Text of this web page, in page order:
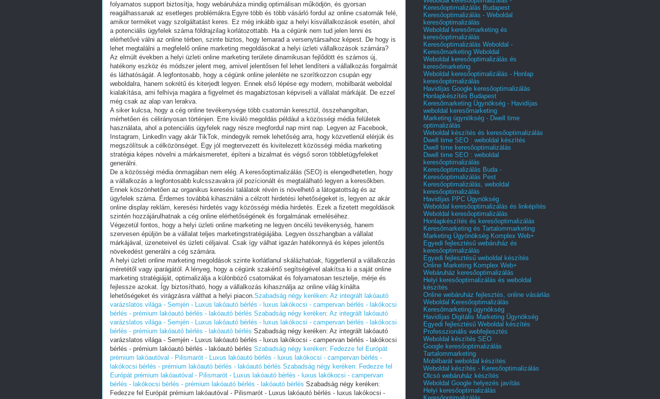
folyamatos support biztosítja, hogy webáruháza mindig optimálisan működjön, és gyorsan
reagálhassanak az esetleges problémákra.Egyre több és több vásárló fordul az online csatornák felé,
amikor terméket vagy szolgáltatást keres. Ez még inkább igaz a helyi kisvállalkozások esetén, ahol
a potenciális ügyfelek száma földrajzilag korlátozottabb. Ha a cégünk nem tud jelen lenni és
elérhetővé válni az online térben, szinte biztos, hogy lemarad a versenytársaihoz képest. De hogy is
lehet megtalálni a megfelelő online marketing megoldásokat a helyi üzleti vállalkozások számára?
Az elmúlt években a helyi üzleti online marketing területe dinamikusan fejlődött és számos új,
hatékony eszköz és módszer jelent meg, amivel jelentősen fel lehet lendíteni a vállalkozás forgalmát
és láthatóságát. A legfontosabb, hogy a cégünk online jelenléte ne szorítkozzon csupán egy
weboldalra, hanem sokrétű és kiterjedt legyen. Ennek első lépése egy modern, mobilbarát weboldal
kialakítása, ami felhívja magára a figyelmet és magabiztosan képviseli a vállalat márkáját. De ezzel
még csak az alap van lerakva.
A siker kulcsa, hogy a cég online tevékenysége több csatornán keresztül, összehangoltan,
mérhetően és célirányosan történjen. Erre kiváló megoldás például a közösségi média felületek
használata, ahol a potenciális ügyfelek nagy része megfordul nap mint nap. Legyen az Facebook,
Instagram, LinkedIn vagy akár TikTok, mindegyik remek lehetőség arra, hogy közvetlenül elérjük és
megszólítsuk a célközönséget. Egy jól megtervezett és kivitelezett közösségi média marketing
stratégia képes növelni a márkaismeretet, építeni a bizalmat és végső soron többletügyfeleket
generálni.
De a közösségi média önmagában nem elég. A keresőoptimalizálás (SEO) is elengedhetetlen, hogy
a vállalkozás a legfontosabb kulcsszavakra jól pozícionált és megtalálható legyen a keresőkben.
Ennek köszönhetően az organikus keresési találatok révén is növelhető a látogatottság és az
ügyfelek száma. Érdemes továbbá kihasználni a célzott hirdetési lehetőségeket is, legyen az akár
online display reklám, keresési hirdetés vagy közösségi média hirdetés. Ezek a fizetett megoldások
szintén hozzájárulhatnak a cég online elérhetőségének és forgalmának emeléséhez.
Végezetül fontos, hogy a helyi üzleti online marketing ne legyen öncélú tevékenység, hanem
szervesen épüljön be a vállalat teljes marketingstratégiájába. Legyen összhangban a vállalat
márkájával, üzeneteivel és üzleti céljaival. Csak így válhat igazán hatékonnyá és képes jelentős
növekedést generálni a cég számára.
A helyi üzleti online marketing megoldások szinte korlátlanul skálázhatóak, függetlenül a vállalkozás
méretétől vagy iparágától. A lényeg, hogy a cégünk szakértő segítségével alakítsa ki a saját online
marketing stratégiáját, optimalizálja a különböző csatornákat és folyamatosan tesztelje, mérje és
fejlessze azokat. Így biztosítható, hogy a vállalkozás kihasználja az online világ kínálta
lehetőségeket és virágzásra válthat a helyi piacon.Szabadság négy keréken: Az integrált lakóautó
varázslatos világa - Semjén - Luxus lakóautó bérlés - luxus lakókocsi - campervan bérlés - lakókocsi
bérlés - prémium lakóautó bérlés - lakóautó bérlés Szabadság négy keréken: Az integrált lakóautó
varázslatos világa - Semjén - Luxus lakóautó bérlés - luxus lakókocsi - campervan bérlés - lakókocsi
bérlés - prémium lakóautó bérlés - lakóautó bérlés Szabadság négy keréken: Az integrált lakóautó
varázslatos világa - Semjén - Luxus lakóautó bérlés - luxus lakókocsi - campervan bérlés - lakókocsi
bérlés - prémium lakóautó bérlés - lakóautó bérlés Szabadság négy keréken: Fedezze fel Európát
prémium lakóautóval - Pilismarót - Luxus lakóautó bérlés - luxus lakókocsi - campervan bérlés -
lakókocsi bérlés - prémium lakóautó bérlés - lakóautó bérlés Szabadság négy keréken: Fedezze fel
Európát prémium lakóautóval - Pilismarót - Luxus lakóautó bérlés - luxus lakókocsi - campervan
bérlés - lakókocsi bérlés - prémium lakóautó bérlés - lakóautó bérlés Szabadság négy keréken:
Fedezze fel Európát prémium lakóautóval - Pilismarót - Luxus lakóautó bérlés - luxus lakókocsi -
Keresőoptimalizálás Budapest
Keresőoptimalizálás - Weboldal
keresőoptimalizálás
Weboldal keresőmarketing és
keresőoptimalizálás
Keresőoptimalizálás Weboldal -
Keresőmarketing Weboldal
Weboldal keresőoptimalizálás és
keresőmarketing
Weboldal keresőoptimalizálás - Honlap
keresőoptimalizálás
Havidíjas Google keresőoptimalizálás
Honlapkészítés Budapest
Keresőmarketing Ügynökség - Havidíjas
weboldal keresőmarketing
Marketing ügynökség - Dwell time
optimalizálás
Weboldal készítés és keresőoptimalizálás
Dwell time SEO : weboldal készítés
Dwell time keresőoptimalizálás
Dwell time SEO : weboldal
keresőoptimalizálás
Keresőoptimalizálás Buda -
Keresőoptimalizálás Pest
Keresőoptimalizálás, weboldal
keresőoptimalizálás
Havidíjas PPC Ügynökség
Weboldal keresőoptimalizálás és linképítés
Weboldal keresőoptimalizálás
Honlapkészítés és keresőoptimalizálás
Keresőmarketing és Tartalommarketing
Marketing Ügyönökség Komplex Web+
Egyedi fejlesztésű webáruház és
keresőoptimalizálás
Egyedi fejlesztésű weboldal készítés
Online Marketing Komplex Web+
Webáruház keresőoptimalizálás
Helyi keresőoptimalizálás és weboldal
készítés
Online webáruház fejlesztés, online vásárlás
Weboldal Keresőoptimalizálás
Keresőmarketing ügynökség
Havidíjas Digitális Marketing Ügynökség
Egyedi fejlesztésű Weboldal készítés
Professzionális webfejlesztés
Weboldal készítés SEO
Google keresőoptimalizálás
Tartalommarketing
Mobilbarát weboldal készítés
Weboldal készítés - Keresőoptimalizálás
Olcsó webáruház készítés
Weboldal Google helyezés javítás
Helyi keresőoptimalizálás
Keresőoptimalizálás